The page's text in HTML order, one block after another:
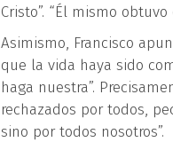
Cristo”. “Él mismo
Asimismo, Francisco
que la vida haya sido
haga nuestra”.
rechazados por todos,
sino por todos nosotros”.